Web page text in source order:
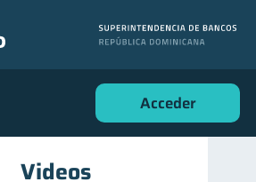
Acceder
Videos